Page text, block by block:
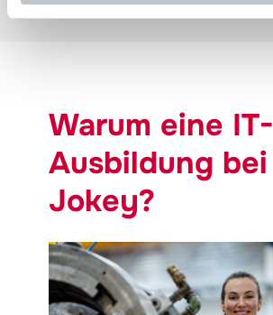
Warum eine IT-
Ausbildung bei
Jokey?